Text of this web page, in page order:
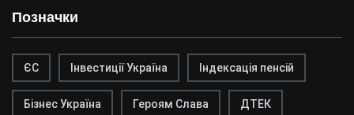
Позначки
ЄС Інвестиції Україна Індексація пенсій
Бізнес Україна Героям Слава ДТЕК